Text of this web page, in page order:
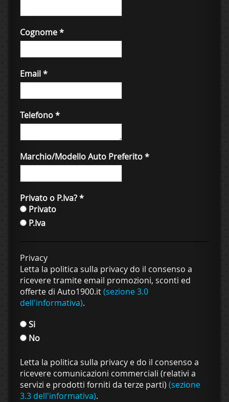
Cognome*
Email*
Telefono*
Marchio/Modello Auto Preferito*
Privato o P.Iva?*
Privato
P.Iva
Privacy
Letta la politica sulla privacy do il consenso a
ricevere tramite email promozioni, sconti ed
offerte di Auto1900.it(sezione 3.0
dell'informativa).
Si
No
Letta la politica sulla privacy e do il consenso a
ricevere comunicazioni commerciali (relativi a
servizi e prodotti forniti da terze parti) (sezione
3.3 dell'informativa).